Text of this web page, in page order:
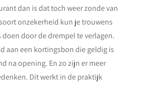
dan is dat toch weer zonde van
onzekerheid kun je trouwens
door de drempel te verlagen.
aan een kortingsbon die geldig is
na opening. En zo zijn er meer
Dit werkt in de praktijk